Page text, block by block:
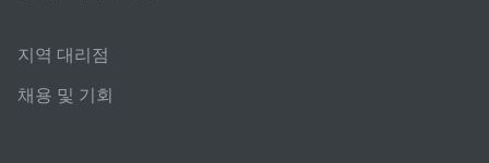
지역 대리점
채용 및 기회